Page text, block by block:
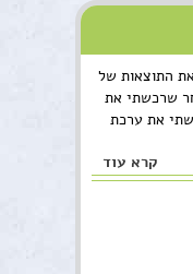
התוצאות של
שרכשתי את
את ערכת
קרא עוד